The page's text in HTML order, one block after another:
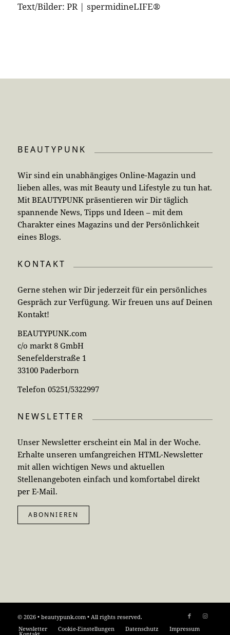
Text/Bilder: PR | spermidineLIFE®
BEAUTYPUNK
Wir sind ein unabhängiges Online-Magazin und
lieben alles, was mit Beauty und Lifestyle zu tun hat.
Mit BEAUTYPUNK präsentieren wir Dir täglich
spannende News, Tipps und Ideen – mit dem
Charakter eines Magazins und der Persönlichkeit
eines Blogs.
KONTAKT
Gerne stehen wir Dir jederzeit für ein persönliches
Gespräch zur Verfügung. Wir freuen uns auf Deinen
Kontakt!
BEAUTYPUNK.com
c/o markt 8 GmbH
Senefelderstraße 1
33100 Paderborn
Telefon 05251/5322997
NEWSLETTER
Unser Newsletter erscheint ein Mal in der Woche.
Erhalte unseren umfangreichen HTML-Newsletter
mit allen wichtigen News und aktuellen
Stellenangeboten einfach und komfortabel direkt
per E-Mail.
ABONNIEREN
© 2026 • beautypunk.com • All rights reserved.
Newsletter
Cookie-Einstellungen Datenschutz Impressum